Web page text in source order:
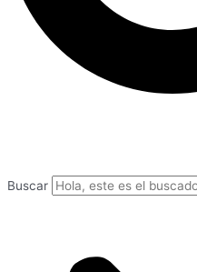
Buscar